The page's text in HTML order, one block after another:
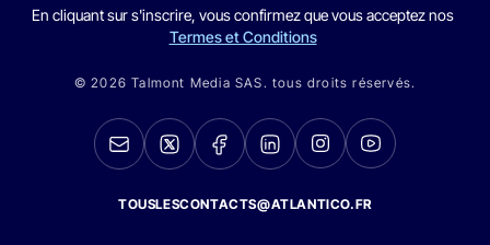
En cliquant sur s'inscrire, vous confirmez que vous acceptez nos
Termes et Conditions
© 2026 Talmont Media SAS. tous droits réservés.
TOUSLESCONTACTS@ATLANTICO.FR